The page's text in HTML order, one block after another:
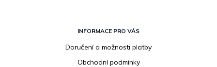
INFORMACE PRO VÁS
Doručení a možnosti platby
Obchodní podmínky